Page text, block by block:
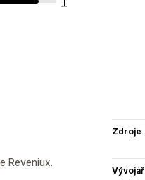
Reveniux.
Zdroje
Vývojář